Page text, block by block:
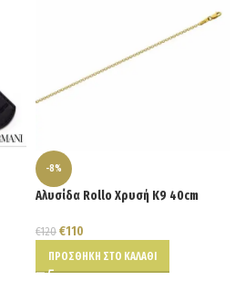
-8%
Αλυσίδα Rollo Χρυσή Κ9 40cm
€120 €110
ΠΡΟΣΘΉΚΗ ΣΤΟ ΚΑΛΆΘΙ